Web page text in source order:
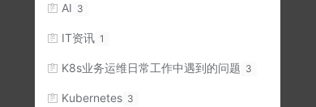
AI 3
IT资讯 1
K8s业务运维日常工作中遇到的问题 3
Kubernetes 3